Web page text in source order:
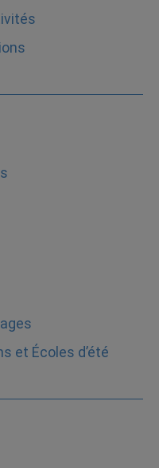
et Écoles d’été